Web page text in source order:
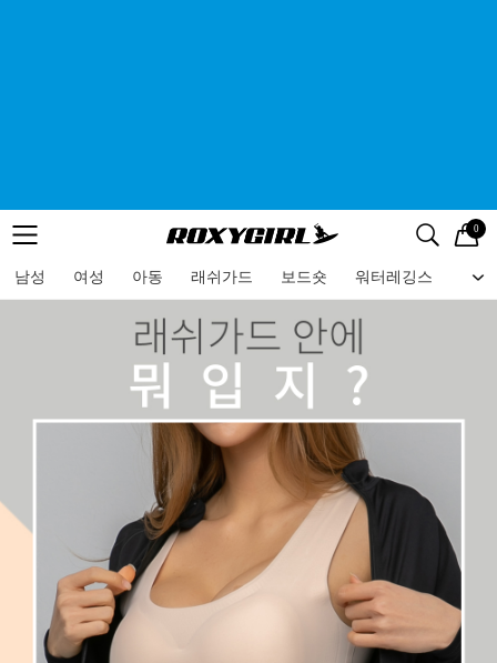
메뉴 검색
로고 0
남성 여성 아동 래쉬가드 보드숏 워터레깅스 비
메뉴